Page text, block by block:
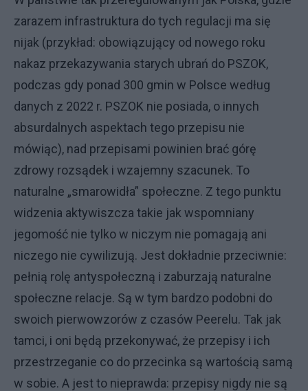
zarazem infrastruktura do tych regulacji ma się
nijak (przykład: obowiązujący od nowego roku
nakaz przekazywania starych ubrań do PSZOK,
podczas gdy ponad 300 gmin w Polsce według
danych z 2022 r. PSZOK nie posiada, o innych
absurdalnych aspektach tego przepisu nie
mówiąc), nad przepisami powinien brać górę
zdrowy rozsądek i wzajemny szacunek. To
naturalne „smarowidła” społeczne. Z tego punktu
widzenia aktywiszcza takie jak wspomniany
jegomość nie tylko w niczym nie pomagają ani
niczego nie cywilizują. Jest dokładnie przeciwnie:
pełnią rolę antyspołeczną i zaburzają naturalne
społeczne relacje. Są w tym bardzo podobni do
swoich pierwowzorów z czasów Peerelu. Tak jak
tamci, i oni będą przekonywać, że przepisy i ich
przestrzeganie co do przecinka są wartością samą
w sobie. A jest to nieprawda: przepisy nigdy nie są